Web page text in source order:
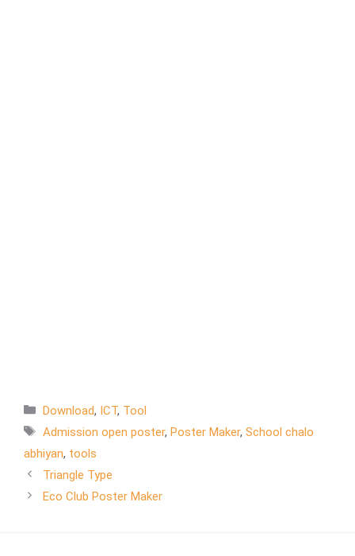
Download, ICT, Tool
Admission open poster, Poster Maker, School chalo
abhiyan, tools
Triangle Type
Eco Club Poster Maker